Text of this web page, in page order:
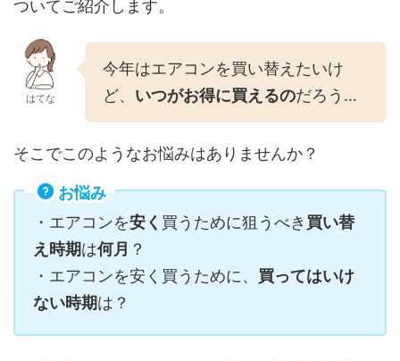
ついてご紹介します。
はてな
今年はエアコンを買い替えたいけ
ど、 いつがお得に買えるのだろう…
そこでこのようなお悩みはありませんか？
お悩み
・エアコンを安く 買うために狙うべき 買い替
え時期は何月 ？
・エアコンを安く買うために、 買ってはいけ
ない時期は？